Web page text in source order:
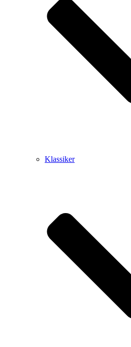
Klassiker